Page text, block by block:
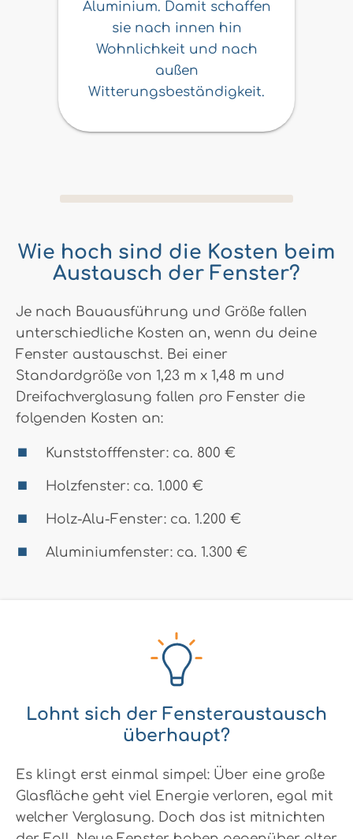
Aluminium. Damit schaffen
sie nach innen hin
Wohnlichkeit und nach
außen
Witterungsbeständigkeit.
Wie hoch sind die Kosten beim
Austausch der Fenster?
Je nach Bauausführung und Größe fallen
unterschiedliche Kosten an, wenn du deine
Fenster austauschst. Bei einer
Standardgröße von 1,23 m x 1,48 m und
Dreifachverglasung fallen pro Fenster die
folgenden Kosten an:
Kunststofffenster: ca. 800 €
Holzfenster: ca. 1.000 €
Holz-Alu-Fenster: ca. 1.200 €
Aluminiumfenster: ca. 1.300 €
Lohnt sich der Fensteraustausch
überhaupt?
Es klingt erst einmal simpel: Über eine große
Glasfläche geht viel Energie verloren, egal mit
welcher Verglasung. Doch das ist mitnichten